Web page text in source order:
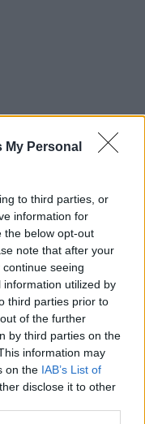
My Personal
to third parties, or
information for
the below opt-out
note that after your
seeing
utilized by
third parties prior to
of the further
by third parties on the
information may
on the IAB’s List of
disclose it to other
όπως έχομε
επιτέλους
που είναι η μόνη
υλικών
στο χώρο της
την
τομέα
αντί της